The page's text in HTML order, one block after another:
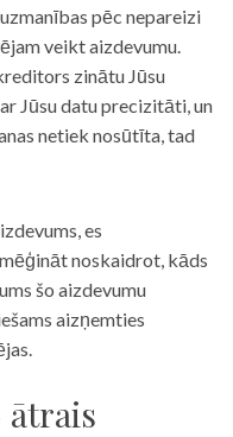
pēc nepareizi
veikt aizdevumu.
zinātu Jūsu
Jūsu datu precizitāti, un
netiek nosūtīta, tad
es
noskaidrot, kāds
šo aizdevumu
aizņemties
ātrais